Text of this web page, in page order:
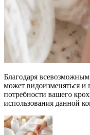
Благодаря
может видоизменяться и
потребности вашего
использования данной